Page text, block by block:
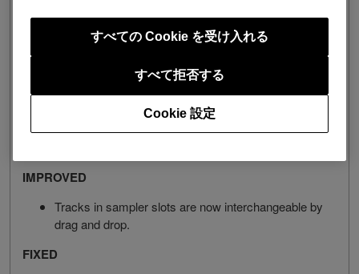
December 5, 2023
release notes
Cloud Option: 1 TB of Dropbox space available for
Free, Core, and Creative plan users. (additional
IMPROVED
Tracks in sampler slots are now interchangeable by
drag and drop.
FIXED
Cookie 設定
すべて拒否する
すべての Cookie を受け入れる